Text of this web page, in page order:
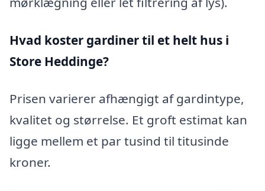
Hvad koster gardiner til et helt hus i
Store Heddinge?
Prisen varierer afhængigt af gardintype,
kvalitet og størrelse. Et groft estimat kan
ligge mellem et par tusind til titusinde
kroner.